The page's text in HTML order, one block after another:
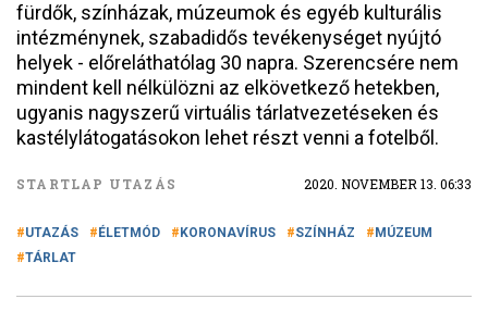
fürdők, színházak, múzeumok és egyéb kulturális
intézménynek, szabadidős tevékenységet nyújtó
helyek - előreláthatólag 30 napra. Szerencsére nem
mindent kell nélkülözni az elkövetkező hetekben,
ugyanis nagyszerű virtuális tárlatvezetéseken és
kastélylátogatásokon lehet részt venni a fotelből.
STARTLAP UTAZÁS 2020. NOVEMBER 13. 06:33
UTAZÁS ÉLETMÓD KORONAVÍRUS SZÍNHÁZ
MÚZEUM
TÁRLAT